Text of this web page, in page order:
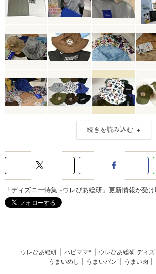
続きを読み込む
「ディズニー特集 -ウレぴあ総研」更新情報が受
ウレぴあ総研 ハピママ* ウレぴあ総研 ディ
うまいめし
うまいパン うまい肉